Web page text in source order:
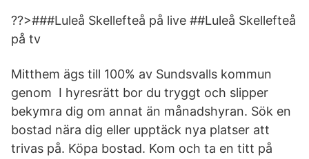
??>###Luleå Skellefteå på live ##Luleå Skellefteå
på tv
Mitthem ägs till 100% av Sundsvalls kommun
genom I hyresrätt bor du tryggt och slipper
bekymra dig om annat än månadshyran. Sök en
bostad nära dig eller upptäck nya platser att
trivas på. Köpa bostad. Kom och ta en titt på